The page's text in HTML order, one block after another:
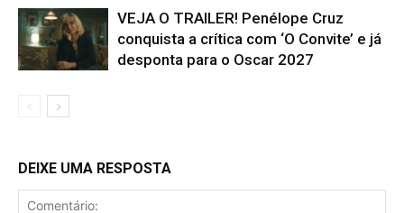
VEJA O TRAILER! Penélope Cruz
conquista a crítica com ‘O Convite’ e já
desponta para o Oscar 2027
DEIXE UMA RESPOSTA